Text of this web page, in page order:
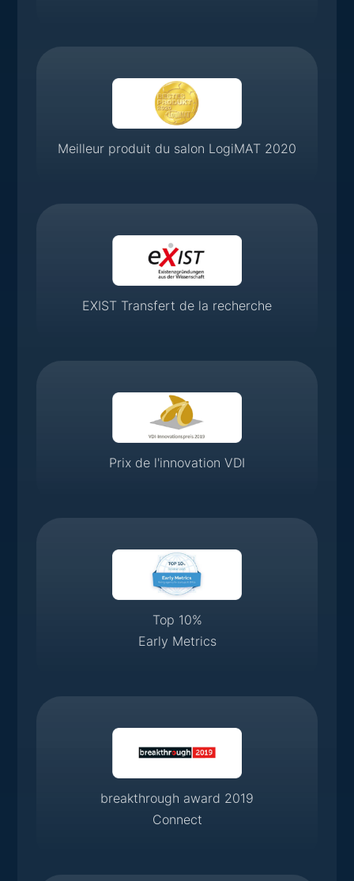
Meilleur produit du salon LogiMAT 2020
EXIST Transfert de la recherche
Prix de l'innovation VDI
Top 10%
Early Metrics
breakthrough award 2019
Connect